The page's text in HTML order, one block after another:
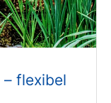
flexibel